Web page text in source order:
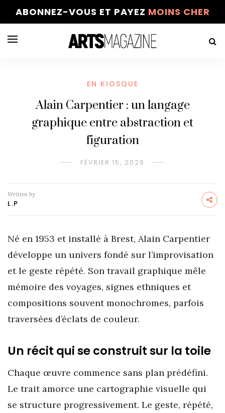
ABONNEZ-VOUS ET PAYEZ MOINS CHER
EN KIOSQUE
Alain Carpentier : un langage
graphique entre abstraction et
figuration
FÉVRIER 15, 2026
Written by
L.P
Né en 1953 et installé à Brest, Alain Carpentier
développe un univers fondé sur l’improvisation
et le geste répété. Son travail graphique mêle
mémoire des voyages, signes ethniques et
compositions souvent monochromes, parfois
traversées d’éclats de couleur.
Un récit qui se construit sur la toile
Chaque œuvre commence sans plan prédéfini.
Le trait amorce une cartographie visuelle qui
se structure progressivement. Le geste, répété,